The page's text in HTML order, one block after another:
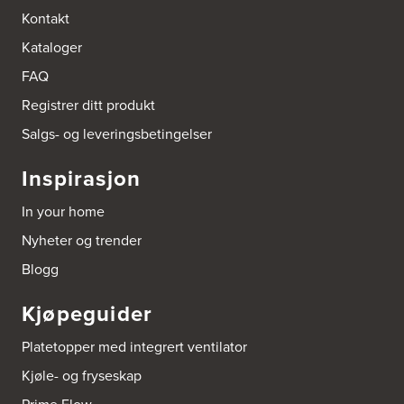
Bokhylle-Spesialisten AS
3414 Lierstranda
Boligleverandøren Karmøy AS
Postboks 213
4296 Åkrehamn
http://www.interiormesteren.no
Bonaparte Interiør AS
Borgenveien 66
Tel.:
Borge butikk AS
Sundemoen Næringspark
Power Hokksund
3300 Hokksund
Tel.:32-700000
http://www.expert.no
Kontakt
Kataloger
FAQ
Registrer ditt produkt
Salgs- og leveringsbetingelser
Inspirasjon
In your home
Nyheter og trender
Blogg
Kjøpeguider
Platetopper med integrert ventilator
Kjøle- og fryseskap